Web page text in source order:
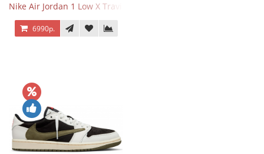
Nike Air Jordan 1 Low X Travis Scott Black Phantom
6990р.